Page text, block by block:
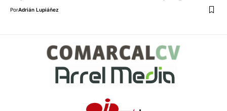
PorAdrián Lupiáñez